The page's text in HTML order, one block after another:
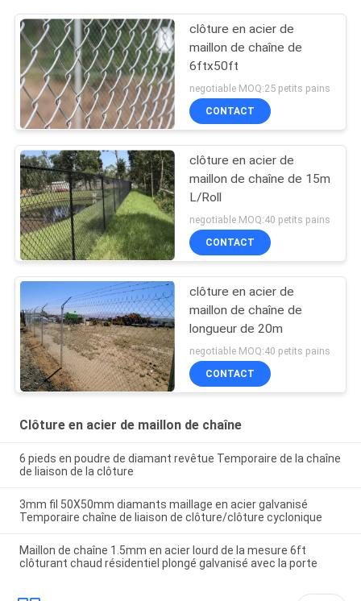
clôture en acier de
maillon de chaîne de
6ftx50ft
negotiable MOQ:25 petits pains
CONTACT
clôture en acier de
maillon de chaîne de 15m
L/Roll
negotiable MOQ:40 petits pains
CONTACT
clôture en acier de
maillon de chaîne de
longueur de 20m
negotiable MOQ:40 petits pains
CONTACT
Clôture en acier de maillon de chaîne
6 pieds en poudre de diamant revêtue Temporaire de la chaîne
de liaison de la clôture
3mm fil 50X50mm diamants maillage en acier galvanisé
Temporaire chaîne de liaison de clôture/clôture cyclonique
Maillon de chaîne 1.5mm en acier lourd de la mesure 6ft
clôturant chaud résidentiel plongé galvanisé avec la porte